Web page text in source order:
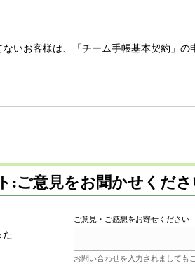
いお客様は、「チーム手帳基本契約」の
:ご意見をお聞かせくださ
た
ご意見・ご感想をお寄せください
お問い合わせを入力されましても